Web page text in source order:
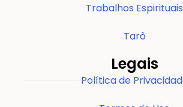
Trabalhos Espirituais
Tarô
Legais
Política de